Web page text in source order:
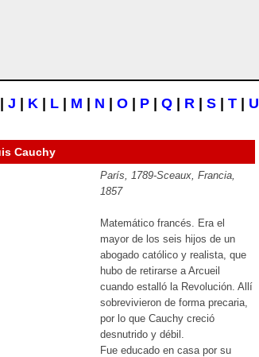
J K L M N O P Q R S T U
Cauchy
París, 1789-Sceaux, Francia,
1857
Matemático francés. Era el
mayor de los seis hijos de un
abogado católico y realista, que
hubo de retirarse a Arcueil
cuando estalló la Revolución. Allí
sobrevivieron de forma precaria,
por lo que Cauchy creció
desnutrido y débil.
Fue educado en casa por su